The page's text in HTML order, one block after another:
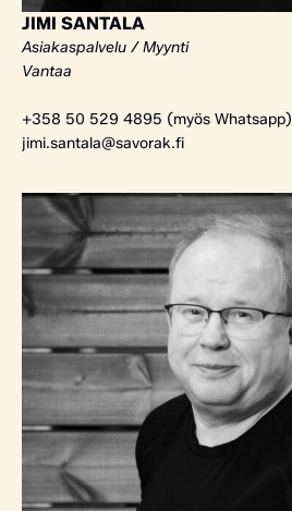
JIMI SANTALA
Asiakaspalvelu / Myynti
Vantaa
+358 50 529 4895 (myös Whatsapp)
jimi.santala@savorak.fi